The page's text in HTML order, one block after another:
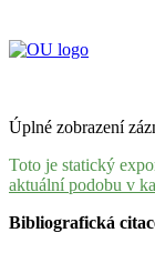
Úplné zobrazení
Toto je statický
aktuální podobu v
Bibliografická